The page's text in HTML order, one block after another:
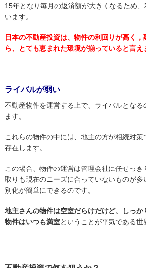
15年となり毎月の返済額が大きくなるため
います。
日本の不動産投資は、物件の利回りが高く
ら、とても恵まれた環境が揃っていると言え
ライバルが弱い
不動産物件を運営する上で、ライバルとなる
ます。
これらの物件の中には、地主の方が相続対策
存在します。
この場合、物件の運営は管理会社に任せっき
取りも現在のニーズに合っていないものが多
別化が簡単にできるのです。
地主さんの物件は空室だらけだけど、しっか
物件はいつも満室ということが平気である世